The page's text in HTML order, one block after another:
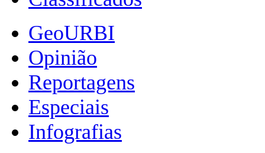
GeoURBI
Opinião
Reportagens
Especiais
Infografias